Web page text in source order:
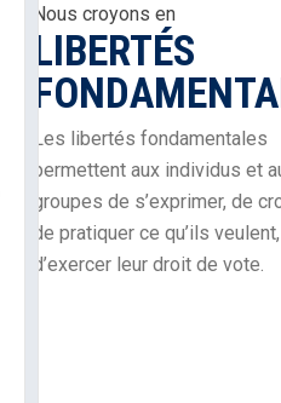
Nous croyons en
LIBERTÉS
Les libertés fondamentales
permettent aux individus et
groupes de s’exprimer, de
de pratiquer ce qu’ils
d’exercer leur droit de vote.
in
Fundamental
Freedoms